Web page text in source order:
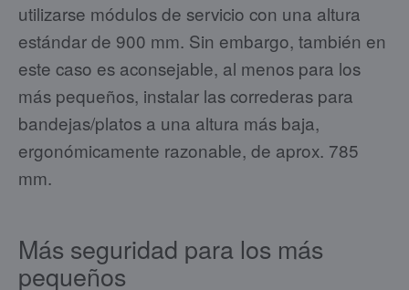
utilizarse módulos de servicio con una altura
estándar de 900 mm. Sin embargo, también en
este caso es aconsejable, al menos para los
más pequeños, instalar las correderas para
bandejas/platos a una altura más baja,
ergonómicamente razonable, de aprox. 785
mm.
Más seguridad para los más
pequeños